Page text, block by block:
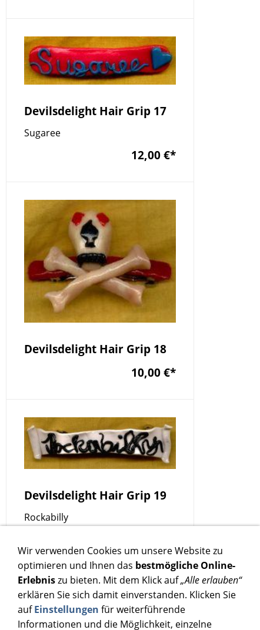
Devilsdelight Hair Grip 17
Sugaree
12,00 €*
Devilsdelight Hair Grip 18
10,00 €*
Devilsdelight Hair Grip 19
Rockabilly
Wir verwenden Cookies um unsere Website zu
optimieren und Ihnen das bestmögliche Online-
Erlebniszu bieten. Mit dem Klick auf„Alle erlauben“
erklären Sie sich damit einverstanden. Klicken Sie
aufEinstellungen für weiterführende
Informationen und die Möglichkeit, einzelne